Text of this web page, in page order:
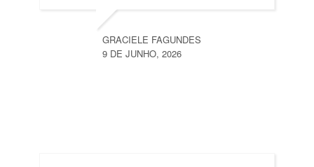
GRACIELE FAGUNDES
9 DE JUNHO, 2026